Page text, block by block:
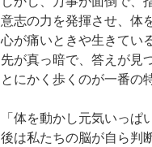
意志の力を発揮させ、体
心が痛いときや生きてい
先が真っ暗で、答えが見
とにかく歩くのが一番の
「体を動かし元気いっぱ
後は私たちの脳が自ら判